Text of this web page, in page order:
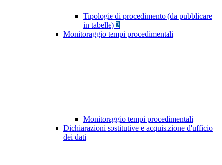
Tipologie di procedimento (da pubblicare
in tabelle) 2
Monitoraggio tempi procedimentali
Monitoraggio tempi procedimentali
Dichiarazioni sostitutive e acquisizione d'ufficio
dei dati